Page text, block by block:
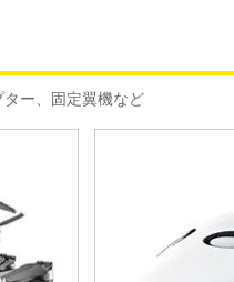
ー、固定翼機など